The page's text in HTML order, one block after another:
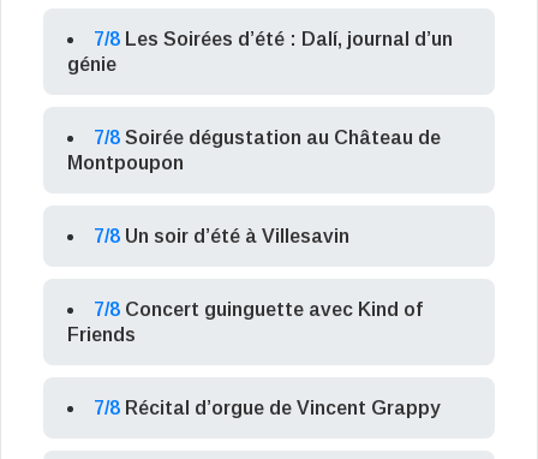
7/8 Les Soirées d’été : Dalí, journal d’un
génie
7/8 Soirée dégustation au Château de
Montpoupon
7/8 Un soir d’été à Villesavin
7/8 Concert guinguette avec Kind of
Friends
7/8 Récital d’orgue de Vincent Grappy